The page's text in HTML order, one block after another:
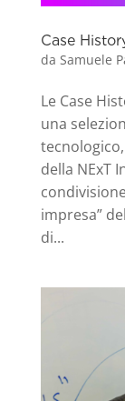
Case
da Samuele
Le Case
una
della NExT
impresa”
di...